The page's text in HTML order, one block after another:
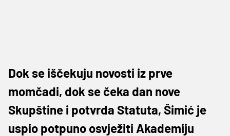
Dok se iščekuju novosti iz prve
momčadi, dok se čeka dan nove
Skupštine i potvrda Statuta, Šimić je
uspio potpuno osvježiti Akademiju